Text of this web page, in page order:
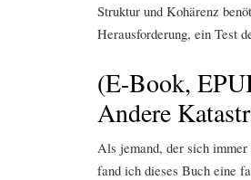
Struktur und Kohärenz
Herausforderung, ein Test
(E-Book,
Andere
Als jemand, der sich
fand ich dieses Buch eine